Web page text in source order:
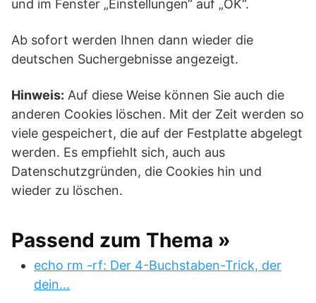
und im Fenster „Einstellungen“ auf „OK“.
Ab sofort werden Ihnen dann wieder die
deutschen Suchergebnisse angezeigt.
Hinweis: Auf diese Weise können Sie auch die
anderen Cookies löschen. Mit der Zeit werden so
viele gespeichert, die auf der Festplatte abgelegt
werden. Es empfiehlt sich, auch aus
Datenschutzgründen, die Cookies hin und
wieder zu löschen.
Passend zum Thema »
echo rm -rf: Der 4-Buchstaben-Trick, der
dein…